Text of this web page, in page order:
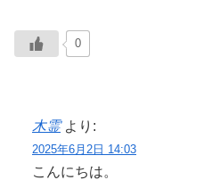
0
木霊 より:
2025年6月2日 14:03
こんにちは。